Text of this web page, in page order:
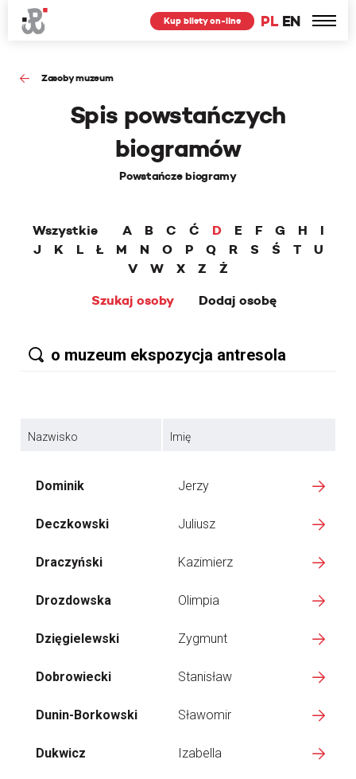
PL EN
Kup bilety on-line
Zasoby muzeum
Spis powstańczych
biogramów
Powstańcze biogramy
Wszystkie A B C Ć D E F G H
I
J
K L Ł M N O P Q R S Ś T
U
V
W X Z
Ż
Szukaj osoby
Dodaj osobę
Nazwisko Imię
Dominik Jerzy
Deczkowski Juliusz
Draczyński Kazimierz
Drozdowska Olimpia
Dzięgielewski Zygmunt
Dobrowiecki Stanisław
Dunin-Borkowski Sławomir
Dukwicz Izabella